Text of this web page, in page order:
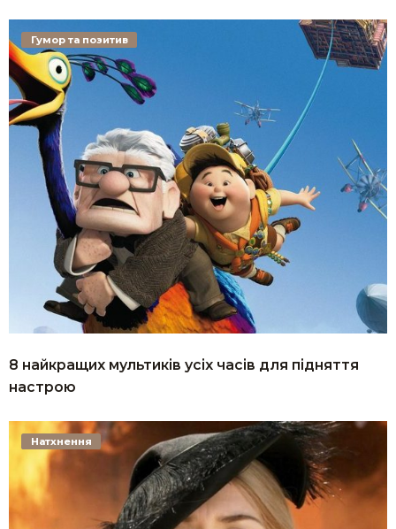
8 найкращих мультиків усіх часів для підняття
настрою
Гумор та позитив
Натхнення